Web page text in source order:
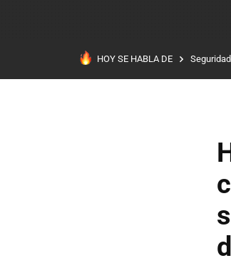
HOY SE HABLA DE Seguridad